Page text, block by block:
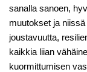
sanalla sanoen,
muutokset ja
joustavuutta,
kaikkia liian
kuormittumisen